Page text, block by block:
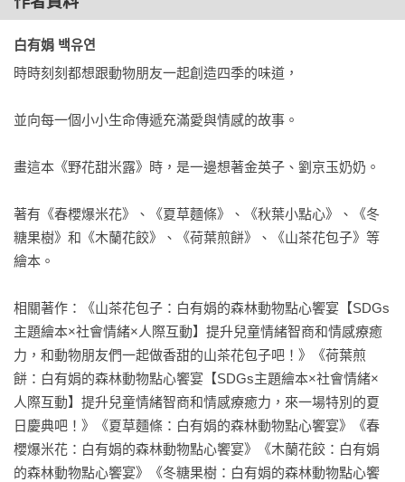
動物朋友們聚在一起
烹調溫馨佳餚的場景，溫暖融合其中關懷他人的情感。
暖人心。
啜飲著飽含深情的野花甜米露，我們一邊品嘗，一邊回味著思
狸貓奶奶的祕方「野花甜米露」
正是這道讓人不禁想起
所有相聚時光的美食。
從剝南瓜籽、過濾大麥、撒野花，到等待完成，都成為動物朋
友們一段特別的回憶，一段銘刻在他們心中的記憶。
懷念奶奶的野花甜米露，在一匙思念的滋味下，讓想念更加深
刻。
每當在秋天思念某人的時候，《野花甜米露》就是一部值得一
讀的作品。
白有娟 백유연
時時刻刻都想跟動物朋友一起創造四季的味道，
並向每一個小小生命傳遞充滿愛與情感的故事。
畫這本《野花甜米露》時，是一邊想著金英子、劉京玉奶奶。
著有《春櫻爆米花》、《夏草麵條》、《秋葉小點心》、《冬
糖果樹》和《木蘭花餃》、《荷葉煎餅》、《山茶花包子》等
繪本。
相關著作：《山茶花包子：白有娟的森林動物點心饗宴【SDGs
主題繪本×社會情緒×人際互動】提升兒童情緒智商和情感療癒
力，和動物朋友們一起做香甜的山茶花包子吧！》《荷葉煎
餅：白有娟的森林動物點心饗宴【SDGs主題繪本×社會情緒×
人際互動】提升兒童情緒智商和情感療癒力，來一場特別的夏
日慶典吧！》《夏草麵條：白有娟的森林動物點心饗宴》《春
櫻爆米花：白有娟的森林動物點心饗宴》《木蘭花餃：白有娟
的森林動物點心饗宴》《冬糖果樹：白有娟的森林動物點心饗